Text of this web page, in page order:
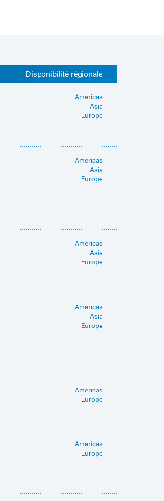
Disponibilité régionale
Americas
Asia
Europe
Americas
Asia
Europe
Americas
Asia
Europe
Americas
Asia
Europe
Americas
Europe
Americas
Europe